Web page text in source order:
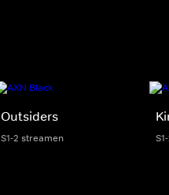
Outsiders
S1-2 streamen